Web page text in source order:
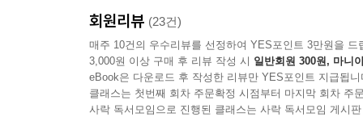
회원리뷰 (23건)
매주 10건의 우수리뷰를 선정하여 YES포인트 3만원을 드
3,000원 이상 구매 후 리뷰 작성 시 일반회원 300원, 마니
eBook은 다운로드 후 작성한 리뷰만 YES포인트 지급됩니
클래스는 첫번째 회차 주문확정 시점부터 마지막 회차 주
사락 독서모임으로 진행된 클래스는 사락 독서모임 게시